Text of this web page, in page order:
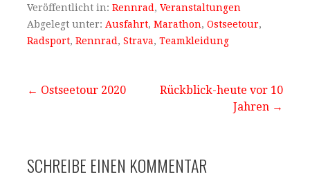
s
A
p
e
b
k
te
r
l
t
Veröffentlicht in: Rennrad, Veranstaltungen
Abgelegt unter: Ausfahrt, Marathon, Ostseetour,
Radsport, Rennrad, Strava, Teamkleidung
Beitragsnavigation
← Ostseetour 2020
Rückblick-heute vor 10
Jahren →
SCHREIBE EINEN KOMMENTAR